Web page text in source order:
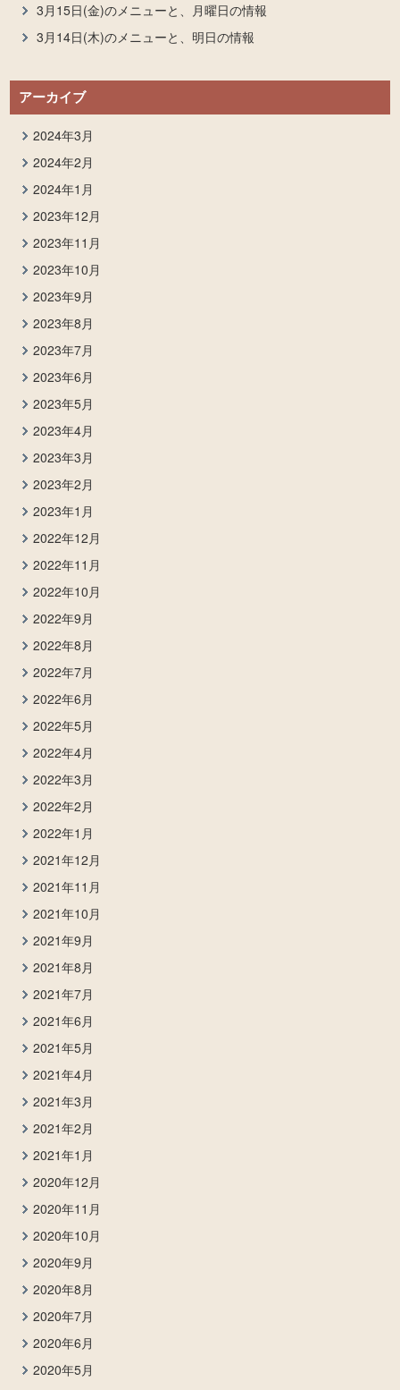
3月15日(金)のメニューと、月曜日の情報
3月14日(木)のメニューと、明日の情報
アーカイブ
2024年3月
2024年2月
2024年1月
2023年12月
2023年11月
2023年10月
2023年9月
2023年8月
2023年7月
2023年6月
2023年5月
2023年4月
2023年3月
2023年2月
2023年1月
2022年12月
2022年11月
2022年10月
2022年9月
2022年8月
2022年7月
2022年6月
2022年5月
2022年4月
2022年3月
2022年2月
2022年1月
2021年12月
2021年11月
2021年10月
2021年9月
2021年8月
2021年7月
2021年6月
2021年5月
2021年4月
2021年3月
2021年2月
2021年1月
2020年12月
2020年11月
2020年10月
2020年9月
2020年8月
2020年7月
2020年6月
2020年5月